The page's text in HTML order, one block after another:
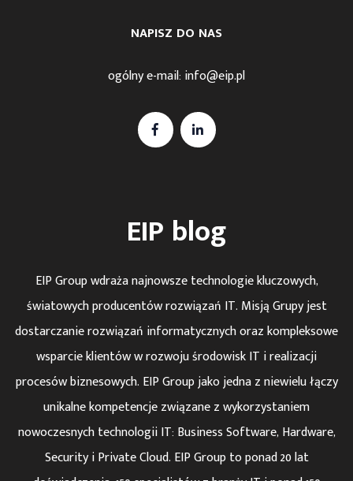
NAPISZ DO NAS
ogólny e-mail: info@eip.pl
EIP blog
EIP Group wdraża najnowsze technologie kluczowych,
światowych producentów rozwiązań IT. Misją Grupy jest
dostarczanie rozwiązań informatycznych oraz kompleksowe
wsparcie klientów w rozwoju środowisk IT i realizacji
procesów biznesowych. EIP Group jako jedna z niewielu łączy
unikalne kompetencje związane z wykorzystaniem
nowoczesnych technologii IT: Business Software, Hardware,
Security i Private Cloud. EIP Group to ponad 20 lat